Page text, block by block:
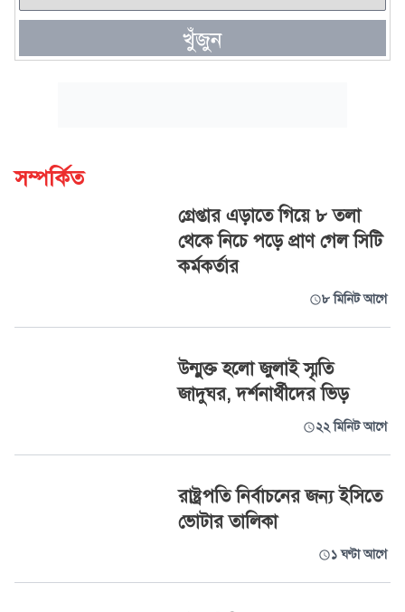
খুঁজুন
সম্পর্কিত
গ্রেপ্তার এড়াতে গিয়ে ৮ তলা
থেকে নিচে পড়ে প্রাণ গেল সিটি
কর্মকর্তার
৮ মিনিট আগে
উন্মুক্ত হলো জুলাই স্মৃতি
জাদুঘর, দর্শনার্থীদের ভিড়
২২ মিনিট আগে
রাষ্ট্রপতি নির্বাচনের জন্য ইসিতে
ভোটার তালিকা
১ ঘণ্টা আগে